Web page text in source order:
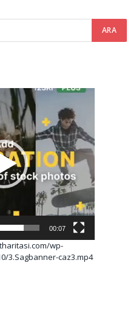
00:07
wp-
3.Sagbanner-caz3.mp4